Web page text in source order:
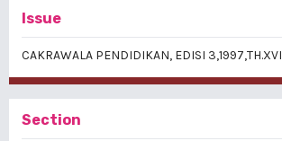
Issue
CAKRAWALA PENDIDIKAN, EDISI 3,1997,TH.XVI
Section